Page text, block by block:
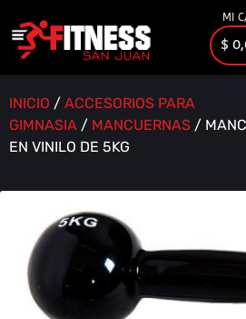
MI
$
INICIO / ACCESORIOS PARA
GIMNASIA / MANCUERNAS /
EN VINILO DE 5KG